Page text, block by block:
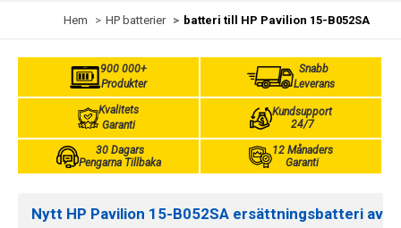
Hem HP batterier batteri till HP Pavilion 15-B052SA
900 000+
Produkter
Snabb
Leverans
Kvalitets
Garanti
Kundsupport
24/7
30 Dagars
Pengarna Tillbaka
12 Månaders
Garanti
Nytt HP Pavilion 15-B052SA ersättningsbatteri av